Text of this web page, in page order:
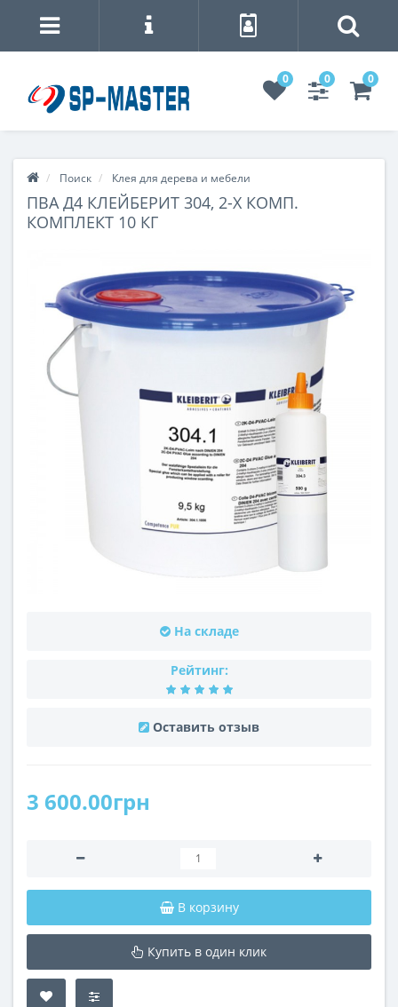
0 0 0
Поиск Клея для дерева и мебели
ПВА Д4 КЛЕЙБЕРИТ 304, 2-Х КОМП.
КОМПЛЕКТ 10 КГ
На складе
Рейтинг:
Оставить отзыв
3 600.00грн
В корзину
Купить в один клик